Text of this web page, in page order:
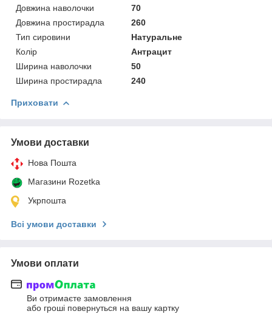
Довжина наволочки
70
Довжина простирадла
260
Тип сировини
Натуральне
Колір
Антрацит
Ширина наволочки
50
Ширина простирадла
240
Приховати
Умови доставки
Нова Пошта
Магазини Rozetka
Укрпошта
Всі умови доставки
Умови оплати
Ви отримаєте замовлення
або гроші повернуться на вашу картку